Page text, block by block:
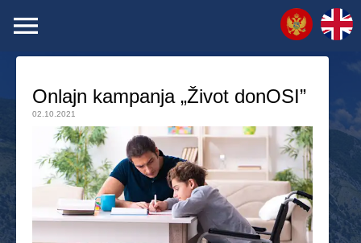
Onlajn kampanja „Život donOSI”
02.10.2021